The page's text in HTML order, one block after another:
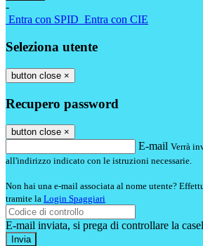
-
Entra con SPID Entra con CIE
Seleziona utente
button close ×
Recupero password
button close ×
E-mail Verrà
all'indirizzo indicato con le istruzioni necessarie.
Non hai una e-mail associata al nome utente?
tramite la Login Spaggiari
E-mail inviata, si prega di controllare la